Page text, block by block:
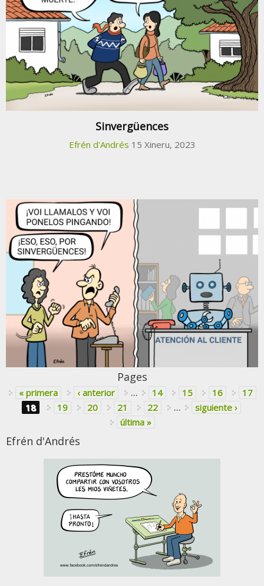
Sinvergüences
Efrén d'Andrés 15 Xineru, 2023
Pages
« primera ‹ anterior … 14 15 16
17
18
19 20 21 22 …
siguiente ›
última »
Efrén d'Andrés